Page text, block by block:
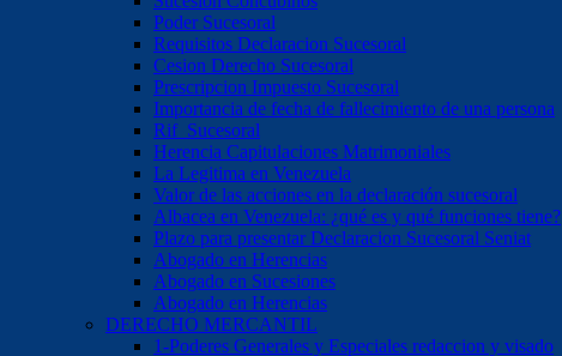
Poder Sucesoral
Requisitos Declaracion Sucesoral
Cesion Derecho Sucesoral
Prescripcion Impuesto Sucesoral
Importancia de fecha de fallecimiento de una persona
Rif Sucesoral
Herencia Capitulaciones Matrimoniales
La Legitima en Venezuela
Valor de las acciones en la declaración sucesoral
Albacea en Venezuela: ¿qué es y qué funciones tiene?
Plazo para presentar Declaracion Sucesoral Seniat
Abogado en Herencias
Abogado en Sucesiones
Abogado en Herencias
DERECHO MERCANTIL
1-Poderes Generales y Especiales redaccion y visado